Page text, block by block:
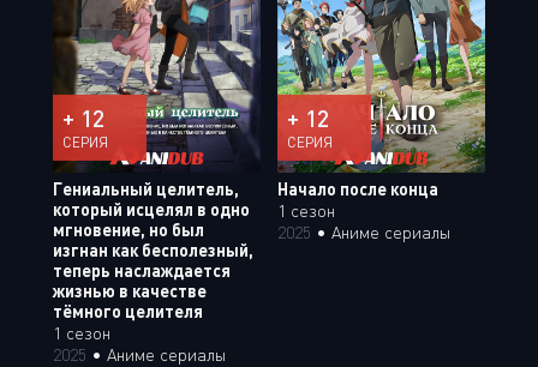
+ 12
СЕРИЯ
Гениальный целитель,
который исцелял в одно
мгновение, но был
изгнан как бесполезный,
теперь наслаждается
жизнью в качестве
тёмного целителя
1 сезон
2025 • Аниме сериалы
+ 12
СЕРИЯ
Начало после конца
1 сезон
2025 • Аниме сериалы